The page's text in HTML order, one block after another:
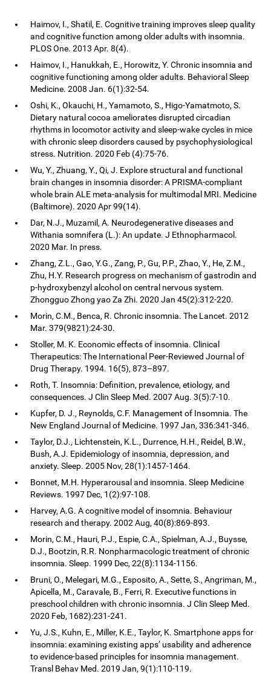
Haimov, I., Shatil, E. Cognitive training improves sleep quality
and cognitive function among older adults with insomnia.
PLOS One. 2013 Apr. 8(4).
Haimov, I., Hanukkah, E., Horowitz, Y. Chronic insomnia and
cognitive functioning among older adults. Behavioral Sleep
Medicine. 2008 Jan. 6(1):32-54.
Oshi, K., Okauchi, H., Yamamoto, S., Higo-Yamatmoto, S.
Dietary natural cocoa ameliorates disrupted circadian
rhythms in locomotor activity and sleep-wake cycles in mice
with chronic sleep disorders caused by psychophysiological
stress. Nutrition. 2020 Feb (4):75-76.
Wu, Y., Zhuang, Y., Qi, J. Explore structural and functional
brain changes in insomnia disorder: A PRISMA-compliant
whole brain ALE meta-analysis for multimodal MRI. Medicine
(Baltimore). 2020 Apr 99(14).
Dar, N.J., Muzamil, A. Neurodegenerative diseases and
Withania somnifera (L.): An update. J Ethnopharmacol.
2020 Mar. In press.
Zhang, Z.L., Gao, Y.G., Zang, P., Gu, P.P., Zhao, Y., He, Z.M.,
Zhu, H.Y. Research progress on mechanism of gastrodin and
p-hydroxybenzyl alcohol on central nervous system.
Zhongguo Zhong yao Za Zhi. 2020 Jan 45(2):312-220.
Morin, C.M., Benca, R. Chronic insomnia. The Lancet. 2012
Mar. 379(9821):24-30.
Stoller, M. K. Economic effects of insomnia. Clinical
Therapeutics: The International Peer-Reviewed Journal of
Drug Therapy. 1994. 16(5), 873–897.
Roth, T. Insomnia: Definition, prevalence, etiology, and
consequences. J Clin Sleep Med. 2007 Aug. 3(5):7-10.
Kupfer, D. J., Reynolds, C.F. Management of Insomnia. The
New England Journal of Medicine. 1997 Jan, 336:341-346.
Taylor, D.J., Lichtenstein, K.L., Durrence, H.H., Reidel, B.W.,
Bush, A.J. Epidemiology of insomnia, depression, and
anxiety. Sleep. 2005 Nov, 28(1):1457-1464.
Bonnet, M.H. Hyperarousal and insomnia. Sleep Medicine
Reviews. 1997 Dec, 1(2):97-108.
Harvey, A.G. A cognitive model of insomnia. Behaviour
research and therapy. 2002 Aug, 40(8):869-893.
Morin, C.M., Hauri, P.J., Espie, C.A., Spielman, A.J., Buysse,
D.J., Bootzin, R.R. Nonpharmacologic treatment of chronic
insomnia. Sleep. 1999 Dec, 22(8):1134-1156.
Bruni, O., Melegari, M.G., Esposito, A., Sette, S., Angriman, M.,
Apicella, M., Caravale, B., Ferri, R. Executive functions in
preschool children with chronic insomnia. J Clin Sleep Med.
2020 Feb, 1682):231-241.
Yu, J.S., Kuhn, E., Miller, K.E., Taylor, K. Smartphone apps for
insomnia: examining existing apps’ usability and adherence
to evidence-based principles for insomnia management.
Transl Behav Med. 2019 Jan, 9(1):110-119.